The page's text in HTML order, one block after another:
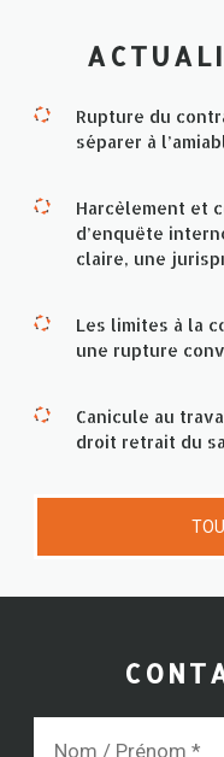
Rupture du
séparer à
Harcèlement et
d’enquête
claire, une
Les limites à la
une rupture
Canicule au
droit retrait du